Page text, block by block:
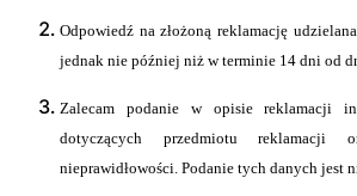
Odpowiedź na złożoną reklamację
jednak nie później niż w terminie 14 dni od
Zalecam podanie w opisie reklamacji
dotyczących przedmiotu reklamacji
nieprawidłowości. Podanie tych danych jest